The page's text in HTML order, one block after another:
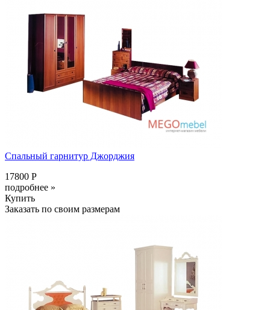
Спальный гарнитур Джорджия
17800 Р
подробнее »
Купить
Заказать по своим размерам